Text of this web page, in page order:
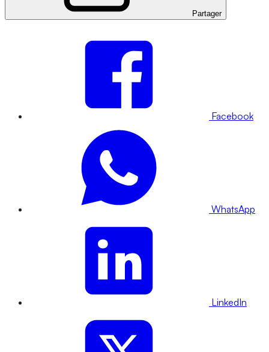
Partager
Facebook
WhatsApp
LinkedIn